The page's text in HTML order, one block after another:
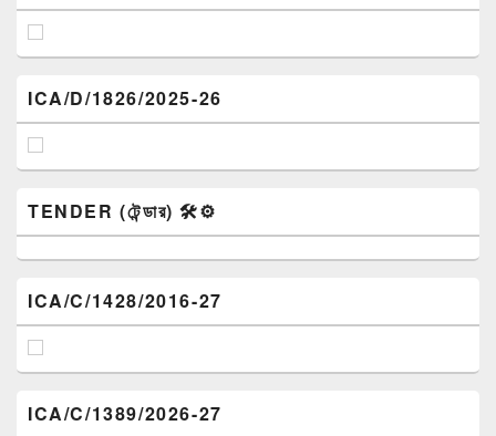
ICA/D/1826/2025-26
TENDER (টেন্ডার) 🛠️⚙️
ICA/C/1428/2016-27
ICA/C/1389/2026-27